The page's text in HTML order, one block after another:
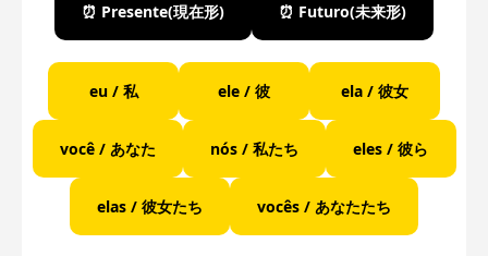
⏰ Presente(現在形) ⏰ Futuro(未来形)
eu / 私 ele / 彼 ela / 彼女
você / あなた nós / 私たち eles / 彼ら
elas / 彼女たち vocês / あなたたち